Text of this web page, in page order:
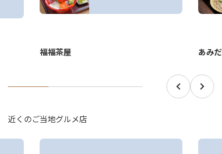
福福茶屋 あみ
近くのご当地グルメ店